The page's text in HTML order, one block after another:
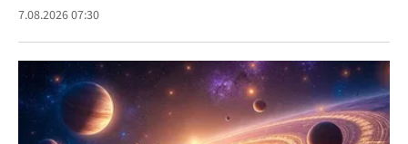
7.08.2026 07:30